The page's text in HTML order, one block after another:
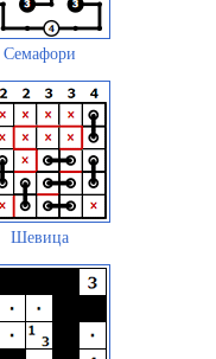
Семафори
Шевица